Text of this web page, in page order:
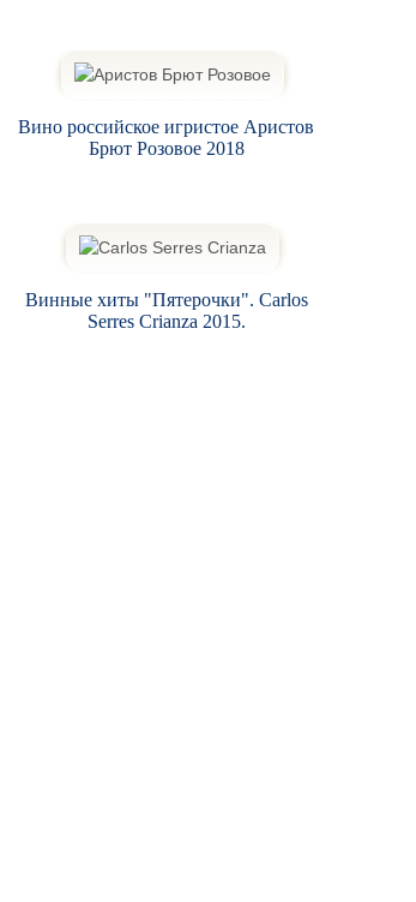
Вино российское игристое Аристов
Брют Розовое 2018
Винные хиты "Пятерочки". Carlos
Serres Crianza 2015.